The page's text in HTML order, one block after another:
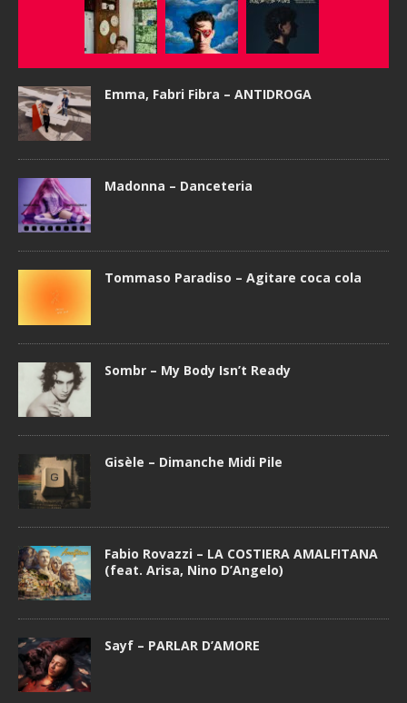
Emma, Fabri Fibra – ANTIDROGA
Madonna – Danceteria
Tommaso Paradiso – Agitare coca cola
Sombr – My Body Isn’t Ready
Gisèle – Dimanche Midi Pile
Fabio Rovazzi – LA COSTIERA AMALFITANA
(feat. Arisa, Nino D’Angelo)
Sayf – PARLAR D’AMORE